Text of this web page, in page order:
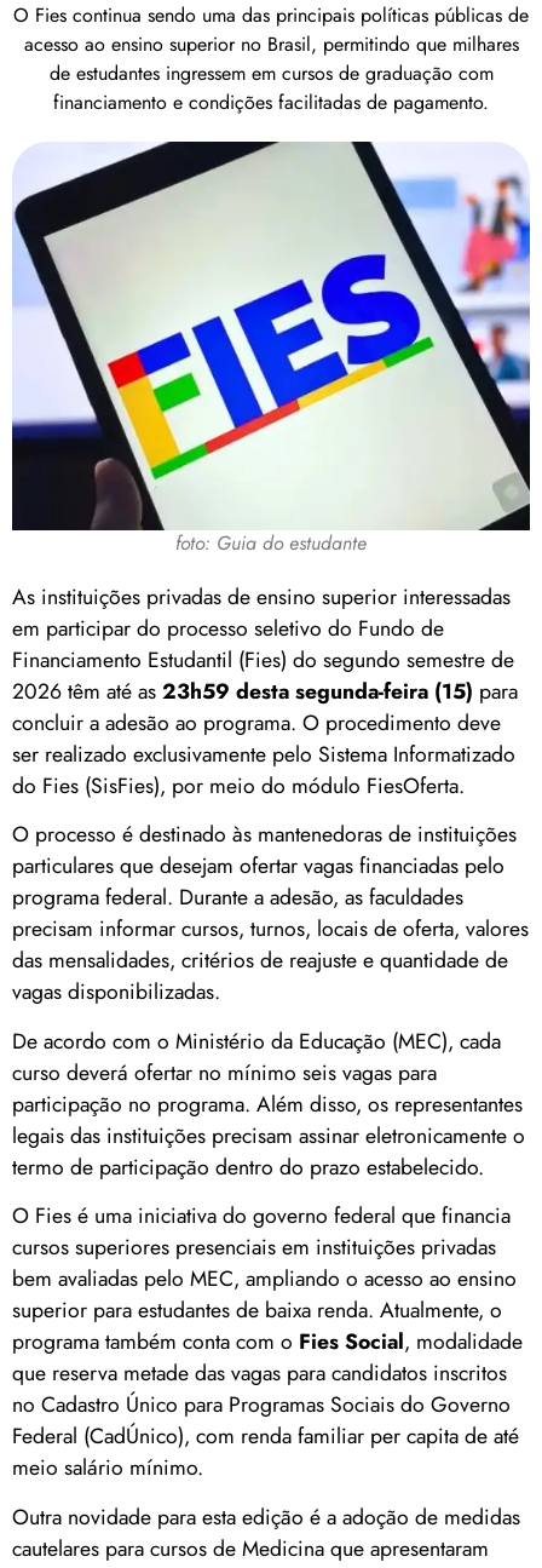
O Fies continua sendo uma das principais políticas públicas de
acesso ao ensino superior no Brasil, permitindo que milhares
de estudantes ingressem em cursos de graduação com
financiamento e condições facilitadas de pagamento.
foto: Guia do estudante
As instituições privadas de ensino superior interessadas
em participar do processo seletivo do Fundo de
Financiamento Estudantil (Fies) do segundo semestre de
2026 têm até as23h59 desta segunda-feira (15) para
concluir a adesão ao programa. O procedimento deve
ser realizado exclusivamente pelo Sistema Informatizado
do Fies (SisFies), por meio do módulo FiesOferta.
O processo é destinado às mantenedoras de instituições
particulares que desejam ofertar vagas financiadas pelo
programa federal. Durante a adesão, as faculdades
precisam informar cursos, turnos, locais de oferta, valores
das mensalidades, critérios de reajuste e quantidade de
vagas disponibilizadas.
De acordo com o Ministério da Educação (MEC), cada
curso deverá ofertar no mínimo seis vagas para
participação no programa. Além disso, os representantes
legais das instituições precisam assinar eletronicamente o
termo de participação dentro do prazo estabelecido.
O Fies é uma iniciativa do governo federal que financia
cursos superiores presenciais em instituições privadas
bem avaliadas pelo MEC, ampliando o acesso ao ensino
superior para estudantes de baixa renda. Atualmente, o
programa também conta com o Fies Social, modalidade
que reserva metade das vagas para candidatos inscritos
no Cadastro Único para Programas Sociais do Governo
Federal (CadÚnico), com renda familiar per capita de até
meio salário mínimo.
Outra novidade para esta edição é a adoção de medidas
cautelares para cursos de Medicina que apresentaram